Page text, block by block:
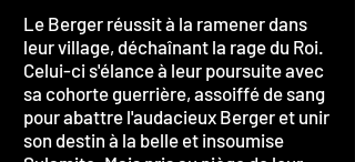
Le Berger réussit à la ramener dans
leur village, déchaînant la rage du Roi.
Celui-ci s'élance à leur poursuite avec
sa cohorte guerrière, assoiffé de sang
pour abattre l'audacieux Berger et unir
son destin à la belle et insoumise